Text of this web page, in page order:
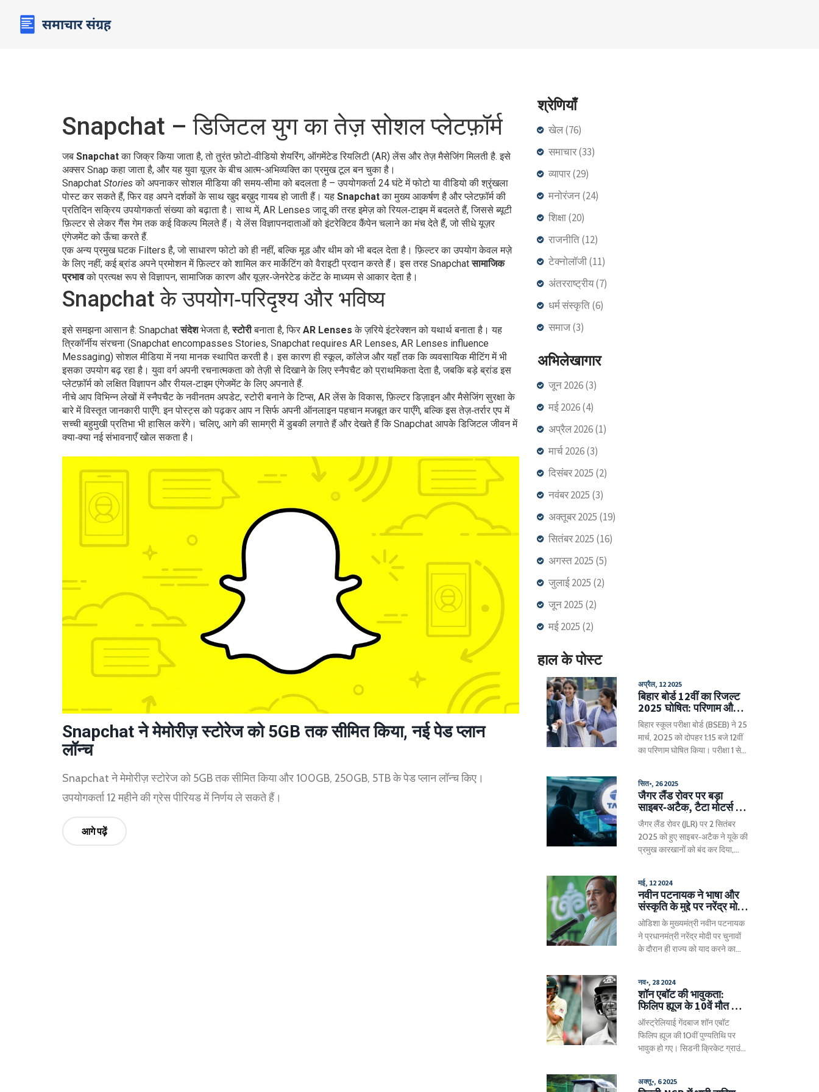
Snapchat – डिजिटल युग का तेज़ सोशल प्लेटफ़ॉर्म
जब Snapchatका जिक्र किया जाता है, तो तुरंतफ़ोटो‑वीडियो शेयरिंग, ऑगमेंटेड रियलिटी (AR) लेंस और तेज़ मैसेजिंग मिलती है. इसे
अक्सर Snap कहा जाता है, और यह युवा यूज़र के बीच आत्म-अभिव्यक्ति का प्रमुख टूल बन चुका है।
Snapchat Storiesको अपनाकर सोशल मीडिया की समय‑सीमा को बदलता है – उपयोगकर्ता 24 घंटे में फोटो या वीडियो की श्रृंखला
पोस्ट कर सकते हैं, फिर वह अपने दर्शकों के साथ खुद बख़ुद गायब हो जाती हैं। यह Snapchatका मुख्य आकर्षण है और प्लेटफ़ॉर्म की
प्रतिदिन सक्रिय उपयोगकर्ता संख्या को बढ़ाता है। साथ में, AR Lenses जादू की तरह इमेज़ को रियल‑टाइम में बदलते हैं, जिससे ब्यूटी
फ़िल्टर से लेकर गैंस गेम तक कई विकल्प मिलते हैं। ये लेंस विज्ञापनदाताओं को इंटरेक्टिव कैंपेन चलाने का मंच देते हैं, जो सीधे यूज़र
एंगेजमेंट को ऊँचा करते हैं.
एक अन्य प्रमुख घटक Filters है, जो साधारण फोटो को ही नहीं, बल्कि मूड और थीम को भी बदल देता है। फ़िल्टर का उपयोग केवल मज़े
के लिए नहीं; कई ब्रांड अपने प्रमोशन में फ़िल्टर को शामिल कर मार्केटिंग को वैराइटी प्रदान करते हैं। इस तरह Snapchatसामाजिक
प्रभावको प्रत्यक्ष रूप से विज्ञापन, सामाजिक कारण और यूज़र‑जेनरेटेड कंटेंट के माध्यम से आकार देता है।
Snapchat के उपयोग‑परिदृश्य और भविष्य
इसे समझना आसान है: Snapchatसंदेशभेजता है,स्टोरीबनाता है, फिर AR Lenses के ज़रिये इंटरेक्शन को यथार्थ बनाता है। यह
त्रिकॉर्नीय संरचना (Snapchat encompasses Stories, Snapchat requires AR Lenses, AR Lenses influence
Messaging) सोशल मीडिया में नया मानक स्थापित करती है। इस कारण ही स्कूल, कॉलेज और यहाँ तक कि व्यवसायिक मीटिंग में भी
इसका उपयोग बढ़ रहा है। युवा वर्ग अपनी रचनात्मकता को तेज़ी से दिखाने के लिए स्नैपचैट को प्राथमिकता देता है, जबकि बड़े ब्रांड इस
प्लेटफ़ॉर्म को लक्षित विज्ञापन और रीयल‑टाइम एंगेजमेंट के लिए अपनाते हैं.
नीचे आप विभिन्न लेखों में स्नैपचैट के नवीनतम अपडेट, स्टोरी बनाने के टिप्स, AR लेंस के विकास, फ़िल्टर डिज़ाइन और मैसेजिंग सुरक्षा के
बारे में विस्तृत जानकारी पाएँगे. इन पोस्ट्स को पढ़कर आप न सिर्फ अपनी ऑनलाइन पहचान मजबूत कर पाएँगे, बल्कि इस तेज़‑तर्रार एप में
सच्ची बहुमुखी प्रतिभा भी हासिल करेंगे। चलिए, आगे की सामग्री में डुबकी लगाते हैं और देखते हैं कि Snapchat आपके डिजिटल जीवन में
क्या‑क्या नई संभावनाएँ खोल सकता है।
Snapchat ने मेमोरीज़ स्टोरेज को 5GB तक सीमित किया, नई पेड प्लान
लॉन्च
Snapchat ने मेमोरीज़ स्टोरेज को 5GB तक सीमित किया और 100GB, 250GB, 5TB के पेड प्लान लॉन्च किए।
उपयोगकर्ता 12 महीने की ग्रेस पीरियड में निर्णय ले सकते हैं।
आगे पढ़ें
श्रेणियाँ
खेल(76)
समाचार(33)
व्यापार(29)
मनोरंजन(24)
शिक्षा(20)
राजनीति(12)
टेक्नोलॉजी(11)
अंतरराष्ट्रीय(7)
धर्म संस्कृति(6)
समाज(3)
अभिलेखागार
जून 2026(3)
मई 2026(4)
अप्रैल 2026(1)
मार्च 2026(3)
दिसंबर 2025 (2)
नवंबर 2025 (3)
अक्तूबर 2025 (19)
सितंबर 2025 (16)
अगस्त 2025 (5)
जुलाई 2025 (2)
जून 2025 (2)
मई 2025 (2)
हाल के पोस्ट
अप्रैल, 12 2025
बिहार बोर्ड 12वीं का रिजल्ट
2025 घोषित: परिणाम और
पास की जानकारी
बिहार स्कूल परीक्षा बोर्ड (BSEB) ने 25
मार्च, 2025 को दोपहर 1:15 बजे 12वीं
का परिणाम घोषित किया। परीक्षा 1 से
अधिक छात्र सम्मिलित हुए थे।
परिणाम ऑनलाइन पोर्टल पर रोल नंबर
और कोड से उपलब्ध हैं। पास होने के
लिए थ्योरी में 33% और प्रैक्टिकल में
40% अंक आवश्यक हैं।
सित॰, 26 2025
जैगर लैंड रोवर पर बड़ा
साइबर‑अटैक, टैटा मोटर्स को
₹23,864 करोड़ का संभावित
नुकसान
जैगर लैंड रोवर (JLR) पर 2 सितंबर
2025 को हुए साइबर‑अटैक ने यूके की
प्रमुख कारखानों को बंद कर दिया,
₹21,000‑23,864 करोड़ का नुकसान
पहुंचा। शेयरों में गिरावट, बीमा नहीं होने
की परेशानी और पूरे सप्लाई चैन में
असर इस घटना को उद्योग के लिए
चेतावनी बनाते हैं।
मई, 12 2024
नवीन पटनायक ने भाषा और
संस्कृति के मुद्दे पर नरेंद्र मोदी
पर बोला हमला, 'चुनाव के
समय ही ओडिशा को याद
करना' का आरोप
ओडिशा के मुख्यमंत्री नवीन पटनायक
ने प्रधानमंत्री नरेंद्र मोदी पर चुनावों
के दौरान ही राज्य को याद करने का
हैं।
नव॰, 28 2024
शॉन एबॉट की भावुकता:
फिलिप ह्यूज के 10वें मौत की
सालगिरह पर यादें ताजा
ऑस्ट्रेलियाई गेंदबाज शॉन एबॉट
फिलिप ह्यूज की 10वीं पुण्यतिथि पर
भावुक हो गए। सिडनी क्रिकेट ग्राउंड
ह्यूज को याद करते हुए उसके परिवार ने
अक्तू॰, 6 2025